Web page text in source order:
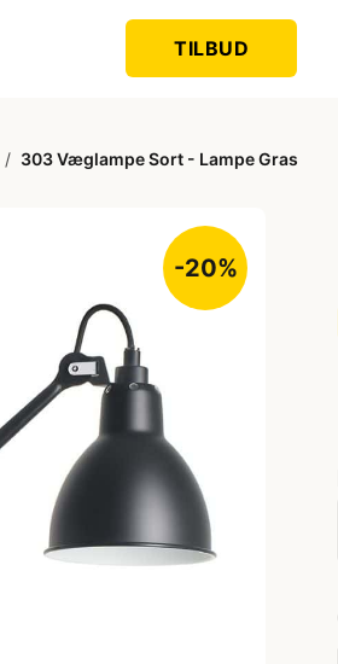
TILBUD
/ 303 Væglampe Sort - Lampe Gras
-20%